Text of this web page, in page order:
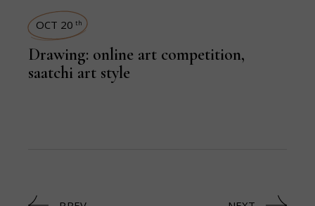
OCT 20 th
Drawing: online art competition,
saatchi art style